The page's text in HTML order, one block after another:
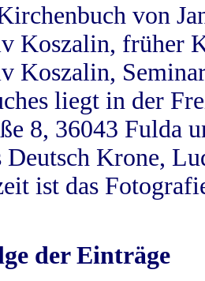
von
Koszalin, früher
Koszalin,
liegt in der
8, 36043 Fulda
Deutsch Krone,
ist das
der Einträge